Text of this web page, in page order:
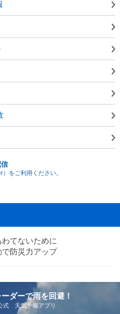
をご利用ください。
てないために
防災力アップ
ダーで雨を回避！
式 天気予報アプリ